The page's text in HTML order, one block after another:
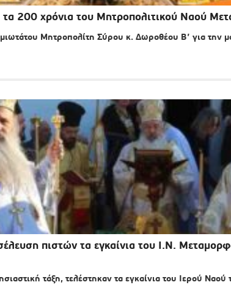
τα 200 χρόνια του Μητροπολιτικού Ναού
Μητροπολίτη Σύρου κ. Δωροθέου Β’ για την
πιστών τα εγκαίνια του Ι.Ν.
τάξη, τελέστηκαν τα εγκαίνια του Ιερού